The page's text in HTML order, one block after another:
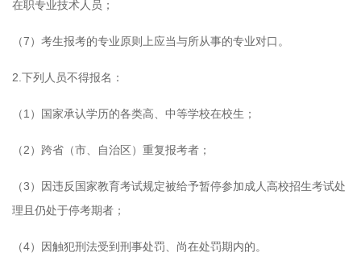
在职专业技术人员；
（7）考生报考的专业原则上应当与所从事的专业对口。
2.下列人员不得报名：
（1）国家承认学历的各类高、中等学校在校生；
（2）跨省（市、自治区）重复报考者；
（3）因违反国家教育考试规定被给予暂停参加成人高校招生考试处
理且仍处于停考期者；
（4）因触犯刑法受到刑事处罚、尚在处罚期内的。